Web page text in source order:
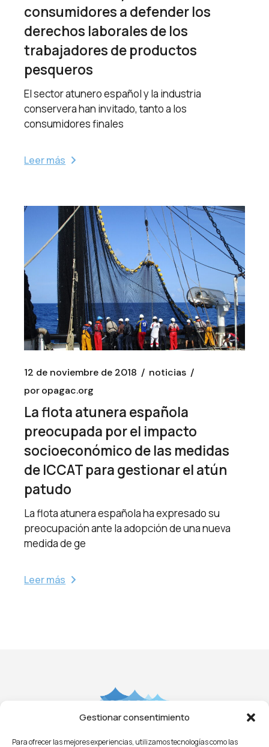
Gestionar consentimiento
Para ofrecer las mejores experiencias, utilizamos tecnologías como las
consumidores a defender los
derechos laborales de los
trabajadores de productos
pesqueros
El sector atunero español y la industria
conservera han invitado, tanto a los
consumidores finales
Leer más
12 de noviembre de 2018
noticias
poropagac.org
La flota atunera española
preocupada por el impacto
socioeconómico de las medidas
de ICCAT para gestionar el atún
patudo
La flota atunera española ha expresado su
preocupación ante la adopción de una nueva
medida de ge
Leer más
Aviso LegalPrivacidadCookiesCondiciones